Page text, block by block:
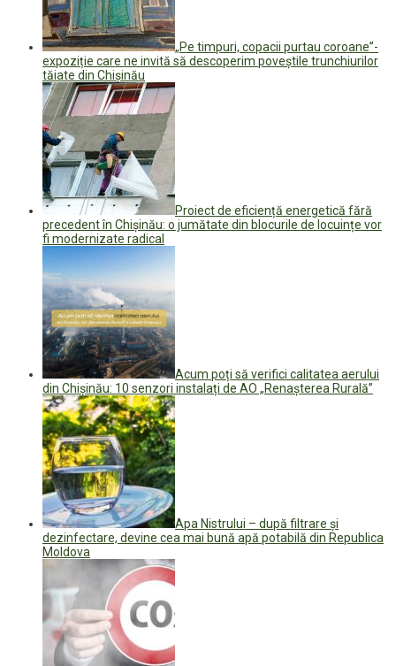
„Pe timpuri, copacii purtau coroane”-
expoziție care ne invită să descoperim poveștile trunchiurilor
tăiate din Chișinău
Proiect de eficiență energetică fără
precedent în Chișinău: o jumătate din blocurile de locuințe vor
fi modernizate radical
Acum poți să verifici calitatea aerului
din Chișinău: 10 senzori instalați de AO „Renașterea Rurală”
Apa Nistrului – după filtrare și
dezinfectare, devine cea mai bună apă potabilă din Republica
Moldova